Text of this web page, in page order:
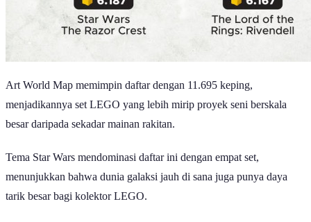
Art World Map memimpin daftar dengan 11.695 keping,
menjadikannya set LEGO yang lebih mirip proyek seni berskala
besar daripada sekadar mainan rakitan.
Tema Star Wars mendominasi daftar ini dengan empat set,
menunjukkan bahwa dunia galaksi jauh di sana juga punya daya
tarik besar bagi kolektor LEGO.